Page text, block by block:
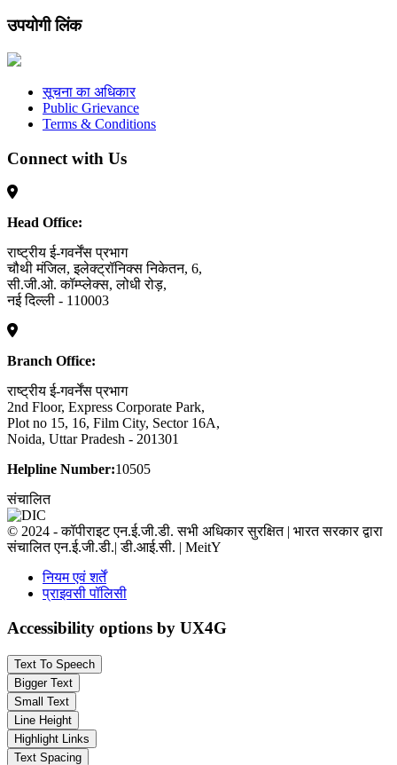
उपयोगी लिंक
सूचना का अधिकार
Public Grievance
Terms & Conditions
Connect with Us
Head Office:
राष्ट्रीय ई-गवर्नेंस प्रभाग
चौथी मंजिल, इलेक्ट्रॉनिक्स निकेतन, 6,
सी.जी.ओ. कॉम्प्लेक्स, लोधी रोड़,
नई दिल्ली - 110003
Branch Office:
राष्ट्रीय ई-गवर्नेंस प्रभाग
2nd Floor, Express Corporate Park,
Plot no 15, 16, Film City, Sector 16A,
Noida, Uttar Pradesh - 201301
Helpline Number:10505
संचालित
© 2024 - कॉपीराइट एन.ई.जी.डी. सभी अधिकार सुरक्षित | भारत सरकार द्वारा
संचालित एन.ई.जी.डी.| डी.आई.सी. | MeitY
नियम एवं शर्तें
प्राइवसी पॉलिसी
Accessibility options by UX4G
Text To Speech
Bigger Text
Small Text
Line Height
Highlight Links
Text Spacing